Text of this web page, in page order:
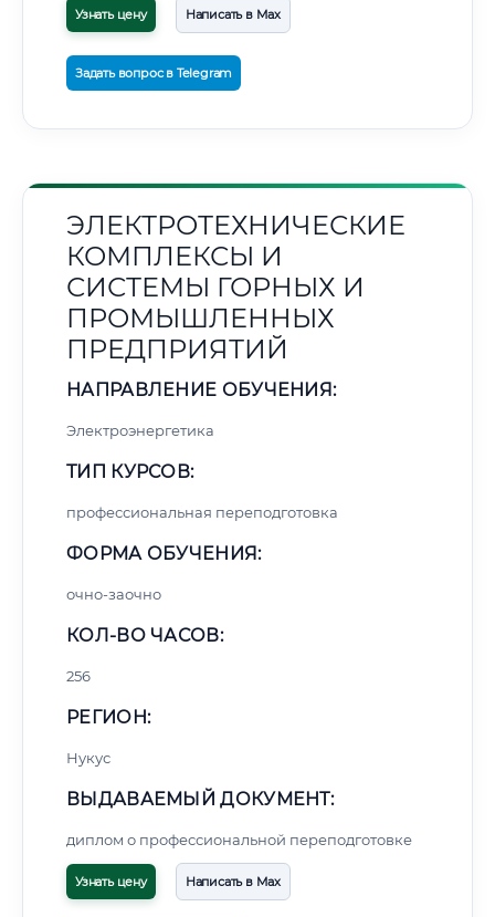
Узнать цену Написать в Max
Задать вопрос в Telegram
ЭЛЕКТРОТЕХНИЧЕСКИЕ
КОМПЛЕКСЫ И
СИСТЕМЫ ГОРНЫХ И
ПРОМЫШЛЕННЫХ
ПРЕДПРИЯТИЙ
НАПРАВЛЕНИЕ ОБУЧЕНИЯ:
Электроэнергетика
ТИП КУРСОВ:
профессиональная переподготовка
ФОРМА ОБУЧЕНИЯ:
очно-заочно
КОЛ-ВО ЧАСОВ:
256
РЕГИОН:
Нукус
ВЫДАВАЕМЫЙ ДОКУМЕНТ:
диплом о профессиональной переподготовке
Узнать цену Написать в Max